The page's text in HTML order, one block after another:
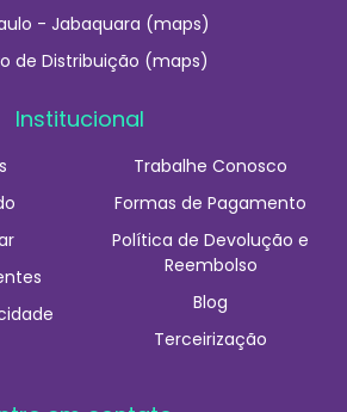
- Jabaquara (maps)
de Distribuição (maps)
Institucional
Trabalhe Conosco
Formas de Pagamento
Política de Devolução e
Reembolso
Blog
Terceirização